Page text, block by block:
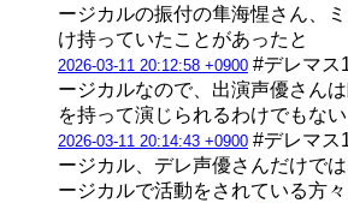
ージカルの振付の隼海惺さん、
け持っていたことがあったと
2026-03-11 20:12:58 +0900 #デレマス
ージカルなので、出演声優さん
を持って演じられるわけでもない
2026-03-11 20:14:43 +0900 #デレマス
ージカル、デレ声優さんだけで
ージカルで活動をされている方